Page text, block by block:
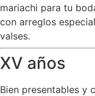
mariachi para tu
con arreglos
valses.
XV años
Bien presentables y